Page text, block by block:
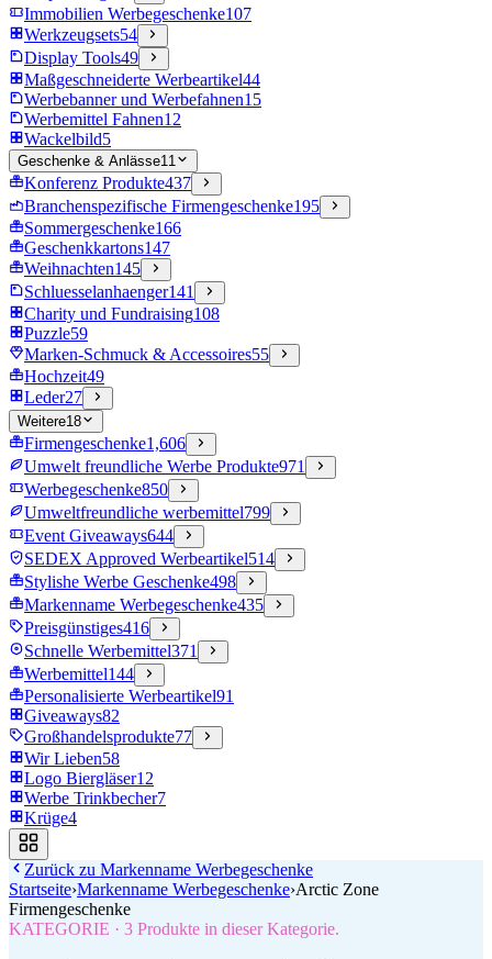
Immobilien Werbegeschenke107
Werkzeugsets54
Display Tools49
Maßgeschneiderte Werbeartikel44
Werbebanner und Werbefahnen15
Werbemittel Fahnen12
Wackelbild5
Geschenke & Anlässe11
Konferenz Produkte437
Branchenspezifische Firmengeschenke195
Sommergeschenke166
Geschenkkartons147
Weihnachten145
Schluesselanhaenger141
Charity und Fundraising108
Puzzle59
Marken-Schmuck & Accessoires55
Hochzeit49
Leder27
Weitere18
Firmengeschenke1,606
Umwelt freundliche Werbe Produkte971
Werbegeschenke850
Umweltfreundliche werbemittel799
Event Giveaways644
SEDEX Approved Werbeartikel514
Stylishe Werbe Geschenke498
Markenname Werbegeschenke435
Preisgünstiges416
Schnelle Werbemittel371
Werbemittel144
Personalisierte Werbeartikel91
Giveaways82
Großhandelsprodukte77
Wir Lieben58
Logo Biergläser12
Werbe Trinkbecher7
Krüge4
Zurück zu Markenname Werbegeschenke
Startseite›Markenname Werbegeschenke›Arctic Zone
Firmengeschenke
KATEGORIE · 3 Produkte in dieser Kategorie.